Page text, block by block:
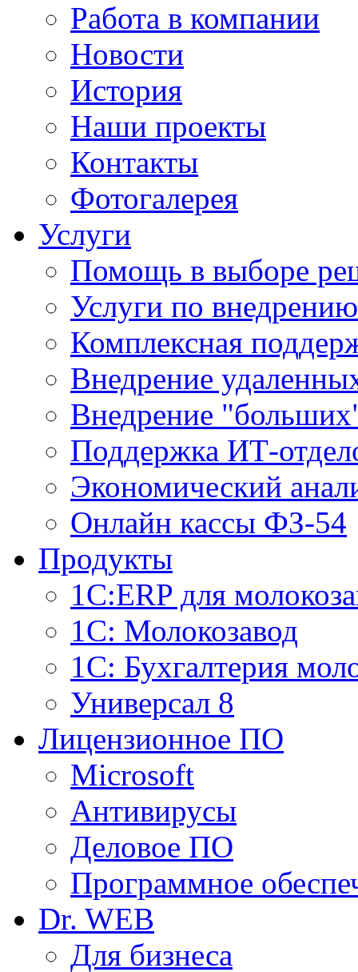
Работа в компании
Новости
История
Наши проекты
Контакты
Фотогалерея
Услуги
Помощь в выборе
Услуги по внедрению
Комплексная
Внедрение
Внедрение
Поддержка ИТ-
Экономический
Онлайн кассы ФЗ-54
Продукты
1С:ERP для
1C: Молокозавод
1С: Бухгалтерия
Универсал 8
Лицензионное ПО
Microsoft
Антивирусы
Деловое ПО
Программное
Dr. WEB
Для бизнеса